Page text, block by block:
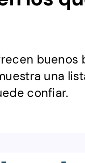
buenos
una
confiar.